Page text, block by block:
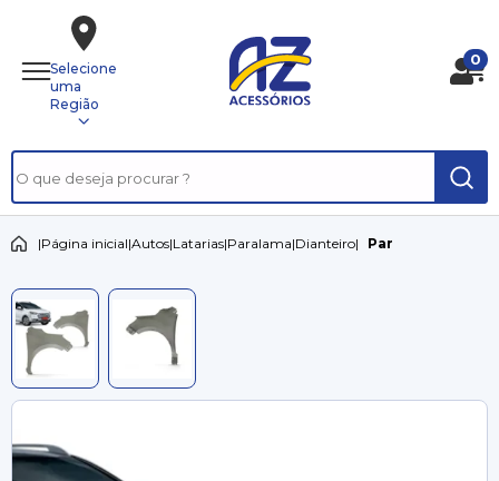
Selecione
uma
Região
0
|Página inicial|Autos|Latarias|Paralama|Dianteiro| Par